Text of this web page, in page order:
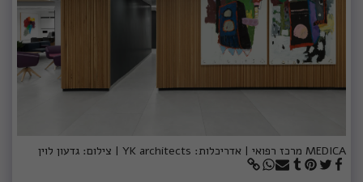
MEDICA מרכז רפואי | אדריכלות: YK architects | צילום: גדעון לוין